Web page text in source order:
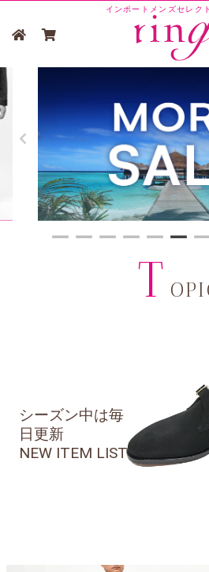
インポートメンズセレク
T
シーズン中は毎
日更新
NEW ITEM LIST